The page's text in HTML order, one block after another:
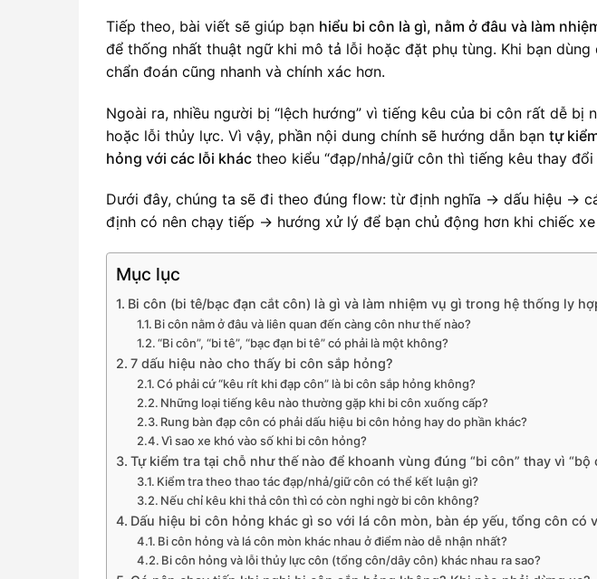
Tiếp theo, bài viết sẽ giúp bạn hiểu bi côn là gì, nằm ở đâu và làm
để thống nhất thuật ngữ khi mô tả lỗi hoặc đặt phụ tùng. Khi bạn
chẩn đoán cũng nhanh và chính xác hơn.
Ngoài ra, nhiều người bị “lệch hướng” vì tiếng kêu của bi côn rất dễ bị
hoặc lỗi thủy lực. Vì vậy, phần nội dung chính sẽ hướng dẫn bạn tự
hỏng với các lỗi khác theo kiểu “đạp/nhả/giữ côn thì tiếng kêu thay đổi
Dưới đây, chúng ta sẽ đi theo đúng flow: từ định nghĩa → dấu hiệu →
định có nên chạy tiếp → hướng xử lý để bạn chủ động hơn khi chiếc
Mục lục
Bi côn (bi tê/bạc đạn cắt côn) là gì và làm nhiệm vụ gì trong hệ thống ly
Bi côn nằm ở đâu và liên quan đến càng côn như thế nào?
“Bi côn”, “bi tê”, “bạc đạn bi tê” có phải là một không?
7 dấu hiệu nào cho thấy bi côn sắp hỏng?
Có phải cứ “kêu rít khi đạp côn” là bi côn sắp hỏng không?
Những loại tiếng kêu nào thường gặp khi bi côn xuống cấp?
Rung bàn đạp côn có phải dấu hiệu bi côn hỏng hay do phần khác?
Vì sao xe khó vào số khi bi côn hỏng?
Tự kiểm tra tại chỗ như thế nào để khoanh vùng đúng “bi côn” thay vì “bộ
Kiểm tra theo thao tác đạp/nhả/giữ côn có thể kết luận gì?
Nếu chỉ kêu khi thả côn thì có còn nghi ngờ bi côn không?
Dấu hiệu bi côn hỏng khác gì so với lá côn mòn, bàn ép yếu, tổng côn có
Bi côn hỏng và lá côn mòn khác nhau ở điểm nào dễ nhận nhất?
Bi côn hỏng và lỗi thủy lực côn (tổng côn/dây côn) khác nhau ra sao?